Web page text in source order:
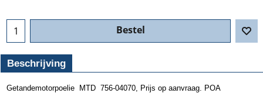
Bestel
Beschrijving
Getandemotorpoelie MTD 756-04070, Prijs op aanvraag. POA